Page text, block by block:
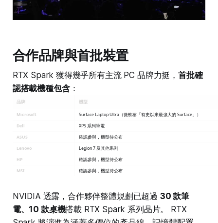
合作品牌與首批裝置
RTX Spark 獲得幾乎所有主流 PC 品牌力挺，首批確
認搭載機種包含：
品牌 機型
Microsoft
Surface Laptop Ultra（微軟稱「有史以來最強大的 Surface」）
Dell
XPS 系列筆電
ASUS
確認參與，機型待公布
Lenovo
Legion 7 及其他系列
HP
確認參與，機型待公布
MSI
確認參與，機型待公布
NVIDIA 透露，合作夥伴整體規劃已超過 30 款筆
電、10 款桌機搭載 RTX Spark 系列晶片。 RTX